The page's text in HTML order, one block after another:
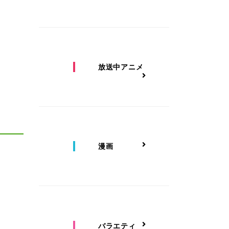
放送中アニメ
漫画
バラエティ